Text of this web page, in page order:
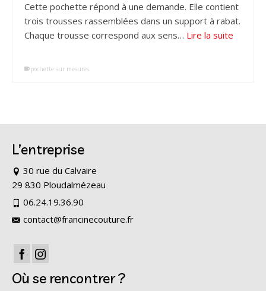
Cette pochette répond à une demande. Elle contient
trois trousses rassemblées dans un support à rabat.
Chaque trousse correspond aux sens… Lire la suite
pochette sur mesures
L’entreprise
30 rue du Calvaire
29 830 Ploudalmézeau
06.24.19.36.90
contact@francinecouture.fr
Où se rencontrer ?